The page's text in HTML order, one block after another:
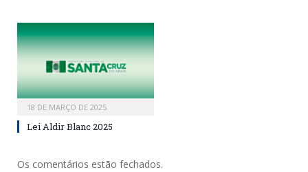
18 DE MARÇO DE 2025
Lei Aldir Blanc 2025
Os comentários estão fechados.